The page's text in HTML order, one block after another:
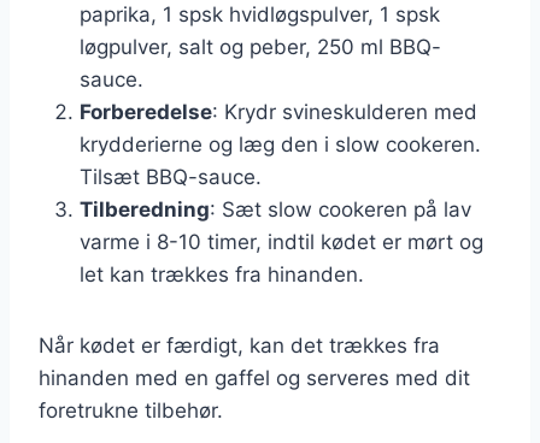
paprika, 1 spsk hvidløgspulver, 1 spsk
løgpulver, salt og peber, 250 ml BBQ-
sauce.
Forberedelse: Krydr svineskulderen med
krydderierne og læg den i slow cookeren.
Tilsæt BBQ-sauce.
Tilberedning: Sæt slow cookeren på lav
varme i 8-10 timer, indtil kødet er mørt og
let kan trækkes fra hinanden.
Når kødet er færdigt, kan det trækkes fra
hinanden med en gaffel og serveres med dit
foretrukne tilbehør.